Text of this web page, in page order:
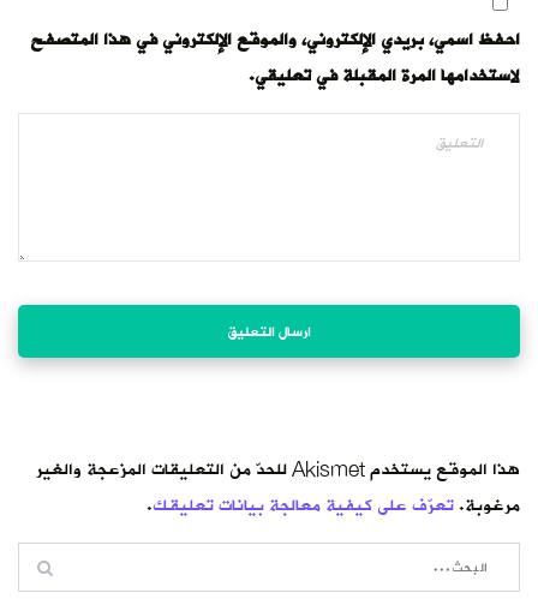
احفظ اسمي، بريدي الإلكتروني، والموقع الإلكتروني في هذا المتصفح
لاستخدامها المرة المقبلة في تعليقي.
هذا الموقع يستخدم Akismet للحدّ من التعليقات المزعجة والغير
مرغوبة.تعرّف على كيفية معالجة بيانات تعليقك.